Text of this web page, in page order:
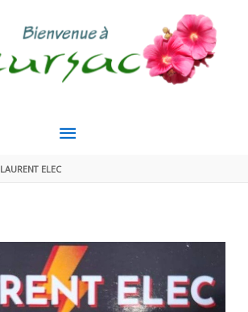
MENU
PRINCIPAL
LAURENT ELEC